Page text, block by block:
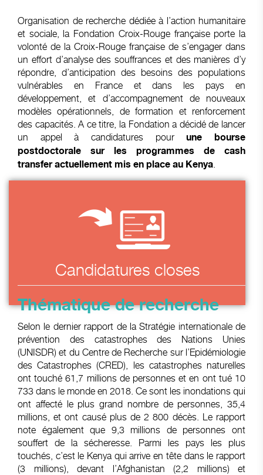
Organisation de recherche dédiée à l’action humanitaire
et sociale, la Fondation Croix-Rouge française porte la
volonté de la Croix-Rouge française de s’engager dans
un effort d’analyse des souffrances et des manières d’y
répondre, d’anticipation des besoins des populations
vulnérables en France et dans les pays en
développement, et d’accompagnement de nouveaux
modèles opérationnels, de formation et renforcement
des capacités. A ce titre, la Fondation a décidé de lancer
un appel à candidatures pourune bourse
postdoctorale sur les programmes de cash
transfer actuellement mis en place au Kenya.
Candidatures closes
Thématique de recherche
Selon le dernier rapport de la Stratégie internationale de
prévention des catastrophes des Nations Unies
(UNISDR) et du Centre de Recherche sur l’Epidémiologie
des Catastrophes (CRED), les catastrophes naturelles
ont touché 61,7 millions de personnes et en ont tué 10
733 dans le monde en 2018. Ce sont les inondations qui
ont affecté le plus grand nombre de personnes, 35,4
millions, et ont causé plus de 2 800 décès. Le rapport
note également que 9,3 millions de personnes ont
souffert de la sécheresse. Parmi les pays les plus
touchés, c’est le Kenya qui arrive en tête dans le rapport
(3 millions), devant l’Afghanistan (2,2 millions) et